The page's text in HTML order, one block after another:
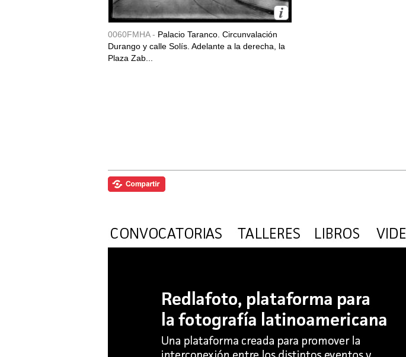
0060FMHA - Palacio Taranco. Circunvalación
Durango y calle Solís. Adelante a la derecha, la
Plaza Zab...